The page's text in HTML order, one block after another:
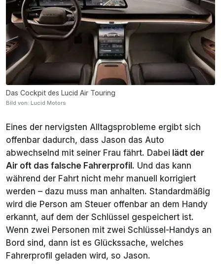
Das Cockpit des Lucid Air Touring
Bild von: Lucid Motors
Eines der nervigsten Alltagsprobleme ergibt sich
offenbar dadurch, dass Jason das Auto
abwechselnd mit seiner Frau fährt. Dabei lädt der
Air oft das falsche Fahrerprofil. Und das kann
während der Fahrt nicht mehr manuell korrigiert
werden – dazu muss man anhalten. Standardmäßig
wird die Person am Steuer offenbar an dem Handy
erkannt, auf dem der Schlüssel gespeichert ist.
Wenn zwei Personen mit zwei Schlüssel-Handys an
Bord sind, dann ist es Glückssache, welches
Fahrerprofil geladen wird, so Jason.